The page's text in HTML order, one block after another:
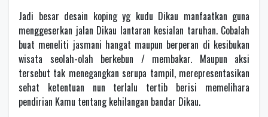
Jadi besar desain koping yg kudu Dikau manfaatkan guna
menggeserkan jalan Dikau lantaran kesialan taruhan. Cobalah
buat meneliti jasmani hangat maupun berperan di kesibukan
wisata seolah-olah berkebun / membakar. Maupun aksi
tersebut tak menegangkan serupa tampil, merepresentasikan
sehat ketentuan nun terlalu tertib berisi memelihara
pendirian Kamu tentang kehilangan bandar Dikau.